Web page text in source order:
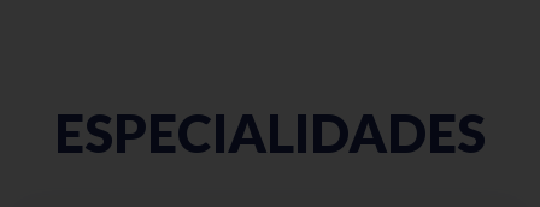
ESPECIALIDADES